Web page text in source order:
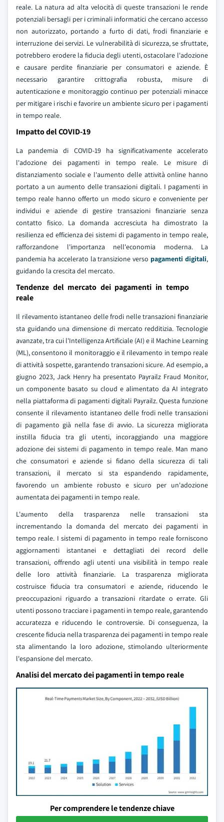
reale. La natura ad alta velocità di queste transazioni le rende
potenziali bersagli per i criminali informatici che cercano accesso
non autorizzato, portando a furto di dati, frodi finanziarie e
interruzione dei servizi. Le vulnerabilità di sicurezza, se sfruttate,
potrebbero erodere la fiducia degli utenti, ostacolare l'adozione
e causare perdite finanziarie per consumatori e aziende. È
necessario garantire crittografia robusta, misure di
autenticazione e monitoraggio continuo per potenziali minacce
per mitigare i rischi e favorire un ambiente sicuro per i pagamenti
in tempo reale.
Impatto del COVID-19
La pandemia di COVID-19 ha significativamente accelerato
l'adozione dei pagamenti in tempo reale. Le misure di
distanziamento sociale e l'aumento delle attività online hanno
portato a un aumento delle transazioni digitali. I pagamenti in
tempo reale hanno offerto un modo sicuro e conveniente per
individui e aziende di gestire transazioni finanziarie senza
contatto fisico. La domanda accresciuta ha dimostrato la
resilienza ed efficienza dei sistemi di pagamento in tempo reale,
rafforzandone l'importanza nell'economia moderna. La
pandemia ha accelerato la transizione verso pagamenti digitali,
guidando la crescita del mercato.
Tendenze del mercato dei pagamenti in tempo
reale
Il rilevamento istantaneo delle frodi nelle transazioni finanziarie
sta guidando una dimensione di mercato redditizia. Tecnologie
avanzate, tra cui l'Intelligenza Artificiale (AI) e il Machine Learning
(ML), consentono il monitoraggio e il rilevamento in tempo reale
di attività sospette, garantendo transazioni sicure. Ad esempio, a
giugno 2023, Jack Henry ha presentato Payrailz Fraud Monitor,
un componente basato su cloud e alimentato da AI integrato
nella piattaforma di pagamenti digitali Payrailz. Questa funzione
consente il rilevamento istantaneo delle frodi nelle transazioni
di pagamento già nella fase di avvio. La sicurezza migliorata
instilla fiducia tra gli utenti, incoraggiando una maggiore
adozione dei sistemi di pagamento in tempo reale. Man mano
che consumatori e aziende si fidano della sicurezza di tali
transazioni, il mercato si sta espandendo rapidamente,
favorendo un ambiente robusto e sicuro per un'adozione
aumentata dei pagamenti in tempo reale.
L'aumento della trasparenza nelle transazioni sta
incrementando la domanda del mercato dei pagamenti in
tempo reale. I sistemi di pagamento in tempo reale forniscono
aggiornamenti istantanei e dettagliati dei record delle
transazioni, offrendo agli utenti una visibilità in tempo reale
delle loro attività finanziarie. La trasparenza migliorata
costruisce fiducia tra consumatori e aziende, riducendo le
preoccupazioni riguardo a transazioni ritardate o errate. Gli
utenti possono tracciare i pagamenti in tempo reale, garantendo
accuratezza e riducendo le controversie. Di conseguenza, la
crescente fiducia nella trasparenza dei pagamenti in tempo reale
sta alimentando la loro adozione, stimolando ulteriormente
l'espansione del mercato.
Analisi del mercato dei pagamenti in tempo reale
Per comprendere le tendenze chiave